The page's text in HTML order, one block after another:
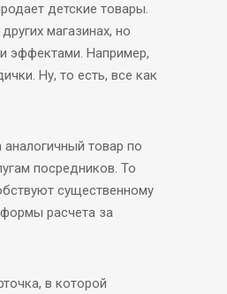
детские товары.
магазинах, но
эффектами. Например,
Ну, то есть, все как
товар по
посредников. То
существенному
расчета за
в которой